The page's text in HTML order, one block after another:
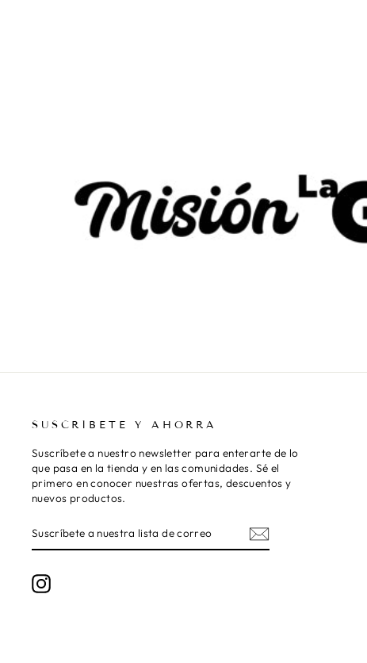
SUSCRÍBETE Y AHORRA
Suscríbete a nuestro newsletter para enterarte de lo
que pasa en la tienda y en las comunidades. Sé el
primero en conocer nuestras ofertas, descuentos y
nuevos productos.
A
CORREO
Instagram